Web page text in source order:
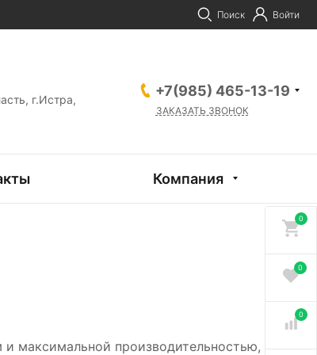
Поиск Войти
г.Истра,
+7(985) 465-13-19
ЗАКАЗАТЬ ЗВОНОК
Компания
максимальной производительностью,
0
0
0